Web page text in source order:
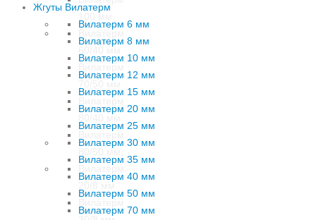
100 мм
Вилатерм
60/40 мм
Вилатерм
70/50 мм
Вилатерм
80/40 мм
Вилатерм
80/50 мм
Вилатерм
20/8 мм
Вилатерм
Жгуты Вилатерм
Вилатерм 6 мм
Вилатерм 8 мм
Вилатерм 10 мм
Вилатерм 12 мм
Вилатерм 15 мм
Вилатерм 20 мм
Вилатерм 25 мм
Вилатерм 30 мм
Вилатерм 35 мм
Вилатерм 40 мм
Вилатерм 50 мм
Вилатерм 70 мм